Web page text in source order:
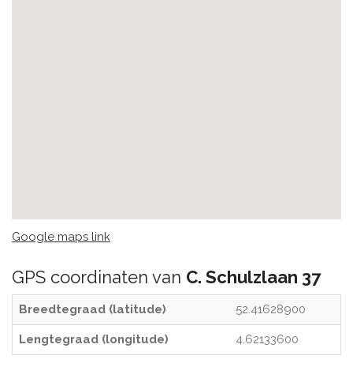
Google maps link
GPS coordinaten van C. Schulzlaan 37
Breedtegraad (latitude) 52.41628900
Lengtegraad (longitude) 4.62133600